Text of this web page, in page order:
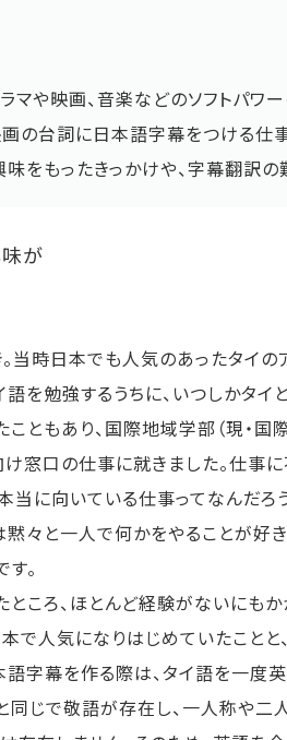
マや映画、音楽などのソフトパ
画の台詞に日本語字幕をつける
をもったきっかけや、字幕翻訳の
が
当時日本でも人気のあったタイ
を勉強するうちに、いつしかタ
ともあり、国際地域学部（現・
窓口の仕事に就きました。仕事
に向いている仕事ってなんだろ
々と一人で何かをやることが好
。
ころ、ほとんど経験がないにも
本で人気になりはじめていたこ
語字幕を作る際は、タイ語を一
じで敬語が存在し、一人称や二